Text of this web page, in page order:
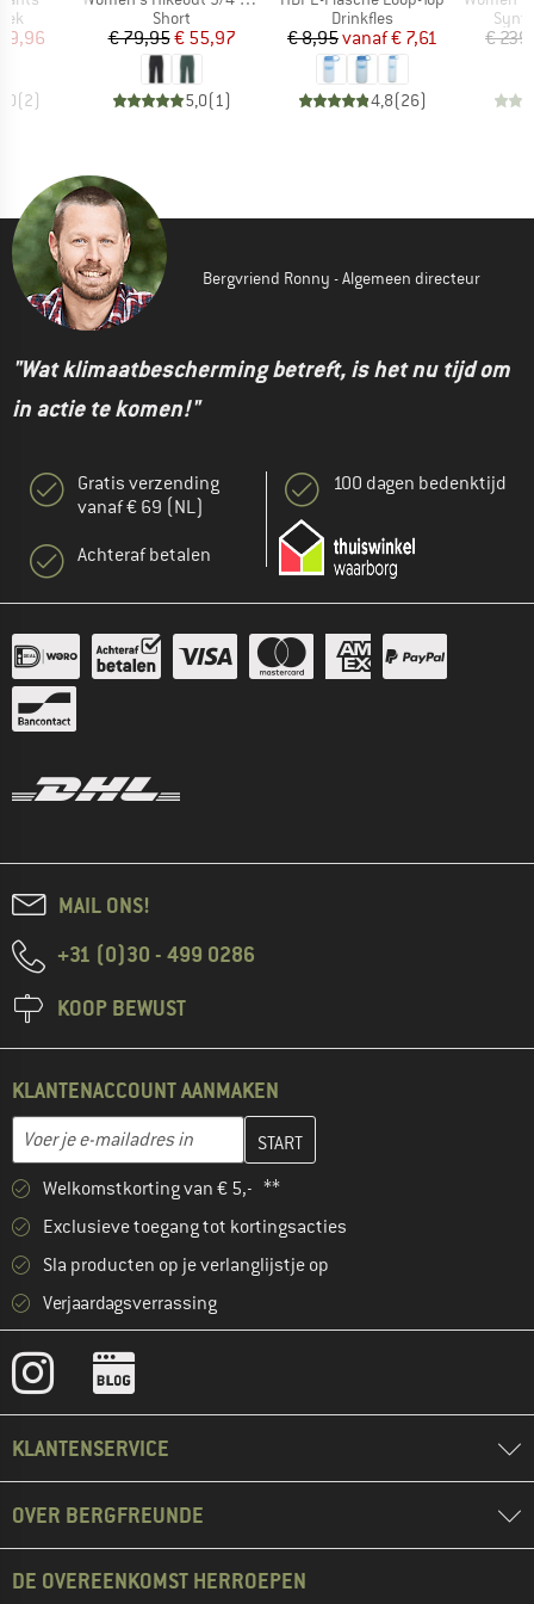
prijs
(2)
Productgroep
Short
Prijs
€ 79,95Verlaagde prijs
€ 55,97
5,0(1)
Productgroep
Drinkfles
Prijs
€ 8,95 Verlaagde prijs
vanaf€ 7,61
4,8(26)
€
Bergvriend Ronny - Algemeen directeur
"Wat klimaatbescherming betreft, is het nu tijd om
in actie te komen!"
Gratis verzending
vanaf € 69 (NL)
Achteraf betalen
100 dagen bedenktijd
MAIL ONS!
+31 (0)30 - 499 0286
KOOP BEWUST
KLANTENACCOUNT AANMAKEN
E-mailadres
Vul je e-mailadres hier in en maak in de volgende stap je
Welkomstkorting van € 5,- **
Exclusieve toegang tot kortingsacties
Sla producten op je verlanglijstje op
Verjaardagsverrassing
KLANTENSERVICE
OVER BERGFREUNDE
DE OVEREENKOMST HERROEPEN